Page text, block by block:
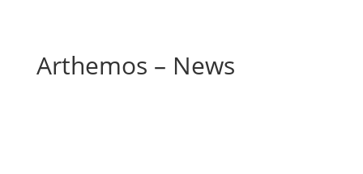
Arthemos – News